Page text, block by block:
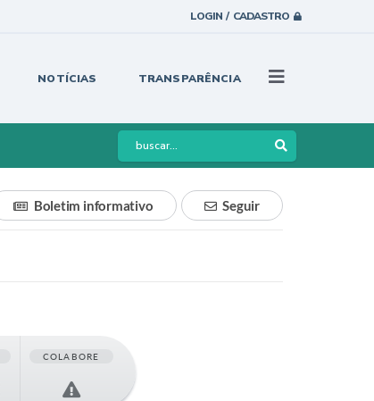
LOGIN / CADASTRO
NOTÍCIAS TRANSPARÊNCIA
Seguir
Boletim informativo
COLABORE